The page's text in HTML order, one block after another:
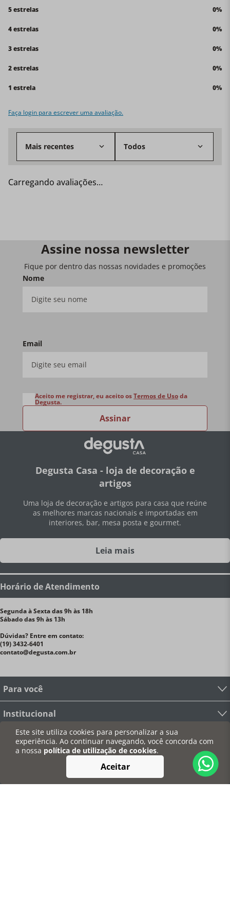
Este site utiliza cookies para personalizar a sua
experiência. Ao continuar navegando, você concorda com
a nossa política de utilização de cookies.
Aceitar
5 estrelas 0%
4 estrelas 0%
3 estrelas 0%
2 estrelas 0%
1 estrela 0%
Faça login para escrever uma avaliação.
Mais recentes Todos
Carregando avaliações…
Assine nossa newsletter
Fique por dentro das nossas novidades e promoções
Nome
Email
Assinar
Aceito me registrar, eu aceito osTermos de Usoda
Degusta.
Degusta Casa - loja de decoração e
artigos
Uma loja de decoração e artigos para casa que reúne
as melhores marcas nacionais e importadas em
interiores, bar, mesa posta e gourmet.
Leia mais
Horário de Atendimento
Segunda à Sexta das 9h às 18h
Sábado das 9h às 13h
Dúvidas? Entre em contato:
(19) 3432-6401
contato@degusta.com.br
Para você
Institucional
Informações